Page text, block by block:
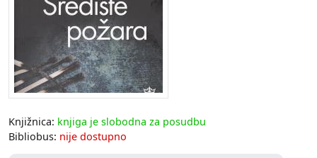
Knjižnica: knjiga je slobodna za posudbu
Bibliobus: nije dostupno